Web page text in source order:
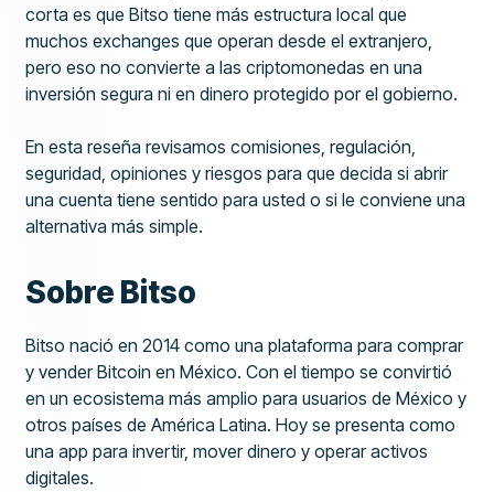
corta es que Bitso tiene más estructura local que
muchos exchanges que operan desde el extranjero,
pero eso no convierte a las criptomonedas en una
inversión segura ni en dinero protegido por el gobierno.
En esta reseña revisamos comisiones, regulación,
seguridad, opiniones y riesgos para que decida si abrir
una cuenta tiene sentido para usted o si le conviene una
alternativa más simple.
Sobre Bitso
Bitso nació en 2014 como una plataforma para comprar
y vender Bitcoin en México. Con el tiempo se convirtió
en un ecosistema más amplio para usuarios de México y
otros países de América Latina. Hoy se presenta como
una app para invertir, mover dinero y operar activos
digitales.